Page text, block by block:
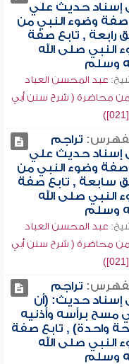
إسناد حديث علي
وضوء النبي من
رابعة , تابع صفة
النبي صلى الله
وسلم
عبد المحسن العباد
محاضرة ( شرح سنن أبي
تراجم
إسناد حديث علي
وضوء النبي من
سابعة , تابع صفة
النبي صلى الله
وسلم
عبد المحسن العباد
محاضرة ( شرح سنن أبي
تراجم
إسناد حديث: (أن
مسح برأسه وأذنيه
واحدة) , تابع صفة
النبي صلى الله
وسلم